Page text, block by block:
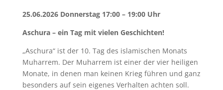
25.06.2026 Donnerstag 17:00 – 19:00 Uhr
Aschura – ein Tag mit vielen Geschichten!
„Aschura“ ist der 10. Tag des islamischen Monats
Muharrem. Der Muharrem ist einer der vier heiligen
Monate, in denen man keinen Krieg führen und ganz
besonders auf sein eigenes Verhalten achten soll.